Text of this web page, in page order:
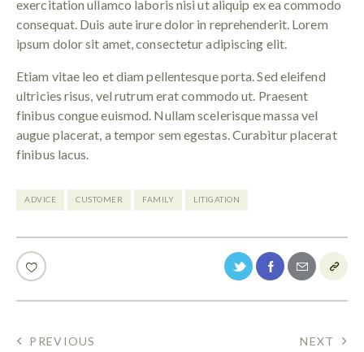
exercitation ullamco laboris nisi ut aliquip ex ea commodo
consequat. Duis aute irure dolor in reprehenderit. Lorem
ipsum dolor sit amet, consectetur adipiscing elit.
Etiam vitae leo et diam pellentesque porta. Sed eleifend
ultricies risus, vel rutrum erat commodo ut. Praesent
finibus congue euismod. Nullam scelerisque massa vel
augue placerat, a tempor sem egestas. Curabitur placerat
finibus lacus.
ADVICE CUSTOMER FAMILY LITIGATION
PREVIOUS NEXT